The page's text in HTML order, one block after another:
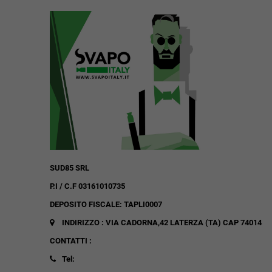
SUD85 SRL
P.I / C.F 03161010735
DEPOSITO FISCALE: TAPLI0007
INDIRIZZO : VIA CADORNA,42 LATERZA (TA) CAP 74014
CONTATTI :
Tel: